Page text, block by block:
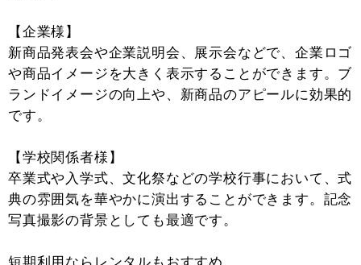
【企業様】
新商品発表会や企業説明会、展示会などで、企業ロゴ
や商品イメージを大きく表示することができます。ブ
ランドイメージの向上や、新商品のアピールに効果的
です。
【学校関係者様】
卒業式や入学式、文化祭などの学校行事において、式
典の雰囲気を華やかに演出することができます。記念
写真撮影の背景としても最適です。